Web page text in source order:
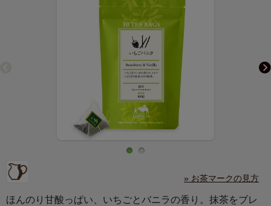
» お茶マークの見方
ほんのり甘酸っぱい、いちごとバニラの香り。抹茶をブレ